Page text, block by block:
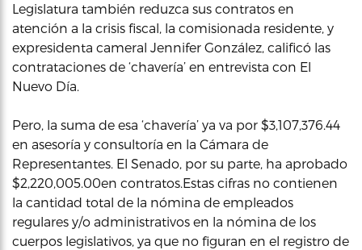
Legislatura también reduzca sus contratos en
atención a la crisis fiscal, la comisionada residente, y
expresidenta cameral Jennifer González, calificó las
contrataciones de ‘chavería’ en entrevista con El
Nuevo Día.
Pero, la suma de esa ‘chavería’ ya va por $3,107,376.44
en asesoría y consultoría en la Cámara de
Representantes. El Senado, por su parte, ha aprobado
$2,220,005.00en contratos.Estas cifras no contienen
la cantidad total de la nómina de empleados
regulares y/o administrativos en la nómina de los
cuerpos legislativos, ya que no figuran en el registro de